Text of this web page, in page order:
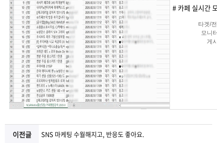
램
문
의
터
페
이
지
트
너
# 카페 실시간
타겟/
모니
게
이전글 SNS 마케팅 수월해지고, 반응도 좋아요.